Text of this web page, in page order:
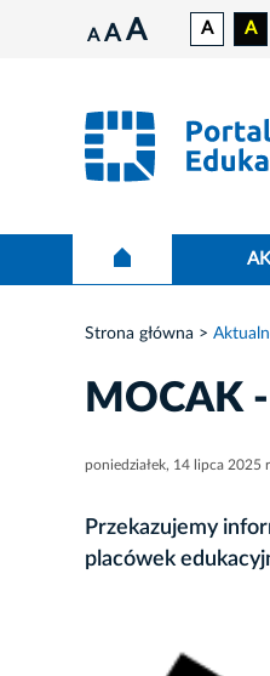
A A A A A
Strona główna
MOCAK
poniedziałek, 14 lipca 2025
Przekazujemy
placówek